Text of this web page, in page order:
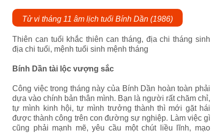
Tử vi tháng 11 âm lịch tuổi Bính Dần (1986)
Thiên can tuổi khắc thiên can tháng, địa chi tháng sinh
địa chi tuổi, mệnh tuổi sinh mệnh tháng
Bính Dần tài lộc vượng sắc
Công việc trong tháng này của Bính Dần hoàn toàn phải
dựa vào chính bản thân mình. Bạn là người rất chăm chỉ,
tự mình kinh hội, tự mình trưởng thành thì mới gặt hái
được thành công trên con đường sự nghiệp. Làm việc gì
cũng phải mạnh mẽ, yêu cầu một chút liều lĩnh, mạo